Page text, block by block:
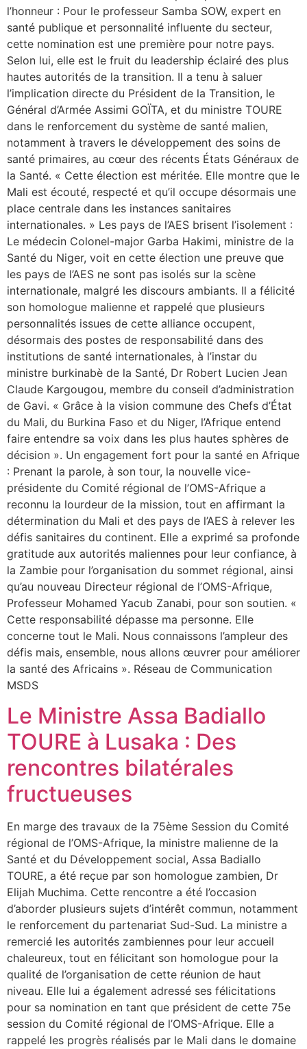
l’honneur : Pour le professeur Samba SOW, expert en
santé publique et personnalité influente du secteur,
cette nomination est une première pour notre pays.
Selon lui, elle est le fruit du leadership éclairé des plus
hautes autorités de la transition. Il a tenu à saluer
l’implication directe du Président de la Transition, le
Général d’Armée Assimi GOÏTA, et du ministre TOURE
dans le renforcement du système de santé malien,
notamment à travers le développement des soins de
santé primaires, au cœur des récents États Généraux de
la Santé. « Cette élection est méritée. Elle montre que le
Mali est écouté, respecté et qu’il occupe désormais une
place centrale dans les instances sanitaires
internationales. » Les pays de l’AES brisent l’isolement :
Le médecin Colonel-major Garba Hakimi, ministre de la
Santé du Niger, voit en cette élection une preuve que
les pays de l’AES ne sont pas isolés sur la scène
internationale, malgré les discours ambiants. Il a félicité
son homologue malienne et rappelé que plusieurs
personnalités issues de cette alliance occupent,
désormais des postes de responsabilité dans des
institutions de santé internationales, à l’instar du
ministre burkinabè de la Santé, Dr Robert Lucien Jean
Claude Kargougou, membre du conseil d’administration
de Gavi. « Grâce à la vision commune des Chefs d’État
du Mali, du Burkina Faso et du Niger, l’Afrique entend
faire entendre sa voix dans les plus hautes sphères de
décision ». Un engagement fort pour la santé en Afrique
: Prenant la parole, à son tour, la nouvelle vice-
présidente du Comité régional de l’OMS-Afrique a
reconnu la lourdeur de la mission, tout en affirmant la
détermination du Mali et des pays de l’AES à relever les
défis sanitaires du continent. Elle a exprimé sa profonde
gratitude aux autorités maliennes pour leur confiance, à
la Zambie pour l’organisation du sommet régional, ainsi
qu’au nouveau Directeur régional de l’OMS-Afrique,
Professeur Mohamed Yacub Zanabi, pour son soutien. «
Cette responsabilité dépasse ma personne. Elle
concerne tout le Mali. Nous connaissons l’ampleur des
défis mais, ensemble, nous allons œuvrer pour améliorer
la santé des Africains ». Réseau de Communication
MSDS
Le Ministre Assa Badiallo
TOURE à Lusaka : Des
rencontres bilatérales
fructueuses
En marge des travaux de la 75ème Session du Comité
régional de l’OMS-Afrique, la ministre malienne de la
Santé et du Développement social, Assa Badiallo
TOURE, a été reçue par son homologue zambien, Dr
Elijah Muchima. Cette rencontre a été l’occasion
d’aborder plusieurs sujets d’intérêt commun, notamment
le renforcement du partenariat Sud-Sud. La ministre a
remercié les autorités zambiennes pour leur accueil
chaleureux, tout en félicitant son homologue pour la
qualité de l’organisation de cette réunion de haut
niveau. Elle lui a également adressé ses félicitations
pour sa nomination en tant que président de cette 75e
session du Comité régional de l’OMS-Afrique. Elle a
rappelé les progrès réalisés par le Mali dans le domaine